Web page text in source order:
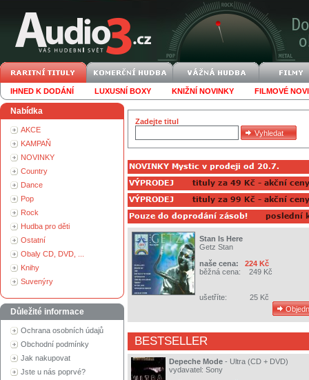
IHNED K DODÁNÍ LUXUSNÍ BOXY KNIŽNÍ NOVINKY FILMOVÉ
Nabídka
AKCE
KAMPAŇ
NOVINKY
Country
Dance
Pop
Rock
Hudba pro děti
Ostatní
Obaly CD, DVD, ...
Knihy
Suvenýry
Důležité informace
Ochrana osobních údajů
Obchodní podmínky
Jak nakupovat
Jste u nás poprvé?
Zadejte titul
Stan Is Here
Getz Stan
naše cena:
224 Kč
běžná cena: 249 Kč
ušetříte: 25 Kč
BESTSELLER
Depeche Mode - Ultra (CD + DVD)
vydavatel: Sony